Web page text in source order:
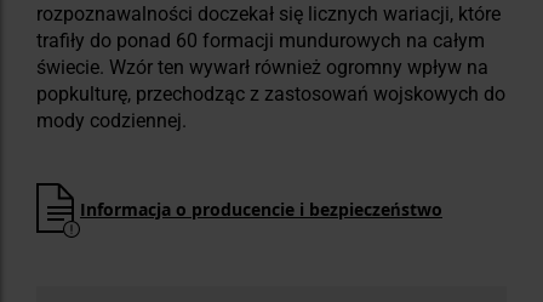
rozpoznawalności doczekał się licznych wariacji, które
trafiły do ponad 60 formacji mundurowych na całym
świecie. Wzór ten wywarł również ogromny wpływ na
popkulturę, przechodząc z zastosowań wojskowych do
mody codziennej.
Informacja o producencie i bezpieczeństwo